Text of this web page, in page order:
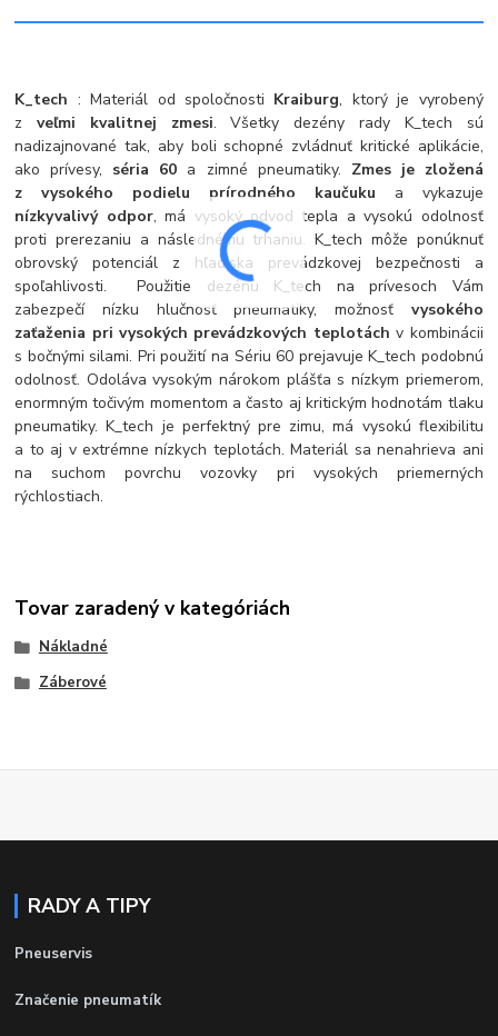
K_tech : Materiál od spoločnosti Kraiburg, ktorý je vyrobený
z veľmi kvalitnej zmesi. Všetky dezény rady K_tech sú
nadizajnované tak, aby boli schopné zvládnuť kritické aplikácie,
ako prívesy, séria 60 a zimné pneumatiky. Zmes je zložená
z vysokého podielu prírodného kaučuku a vykazuje
nízkyvalivý odpor, má vysoký odvod tepla a vysokú odolnosť
proti prerezaniu a následnému trhaniu. K_tech môže ponúknuť
obrovský potenciál z hľadiska prevádzkovej bezpečnosti a
spoľahlivosti. Použitie dezénu K_tech na prívesoch Vám
zabezpečí nízku hlučnosť pneumatiky, možnosť vysokého
zaťaženia pri vysokých prevádzkových teplotách v kombinácii
s bočnými silami. Pri použití na Sériu 60 prejavuje K_tech podobnú
odolnosť. Odoláva vysokým nárokom plášťa s nízkym priemerom,
enormným točivým momentom a často aj kritickým hodnotám tlaku
pneumatiky. K_tech je perfektný pre zimu, má vysokú flexibilitu
a to aj v extrémne nízkych teplotách. Materiál sa nenahrieva ani
na suchom povrchu vozovky pri vysokých priemerných
rýchlostiach.
Tovar zaradený v kategóriách
Nákladné
Záberové
RADY A TIPY
Pneuservis
Značenie pneumatík